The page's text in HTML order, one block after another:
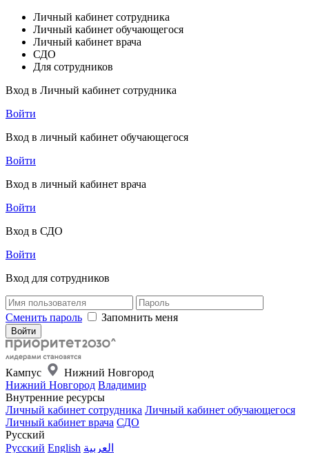
Личный кабинет сотрудника
Личный кабинет обучающегося
Личный кабинет врача
СДО
Для сотрудников
Вход в Личный кабинет сотрудника
Войти
Вход в личный кабинет обучающегося
Войти
Вход в личный кабинет врача
Войти
Вход в СДО
Войти
Вход для сотрудников
Сменить пароль Запомнить меня
Кампус
Нижний Новгород
Нижний Новгород Владимир
Внутренние ресурсы
Личный кабинет сотрудника Личный кабинет обучающегося
Личный кабинет врача СДО
Русский
Русский English العربية